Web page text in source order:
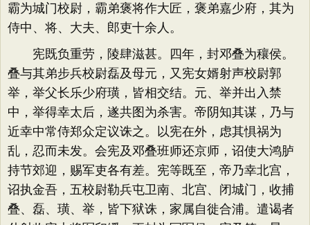
霸为城门校尉，霸弟褒将作大匠，褒弟嘉少府，其为
侍中、将、大夫、郎吏十余人。
宪既负重劳，陵肆滋甚。四年，封邓叠为穰侯。
叠与其弟步兵校尉磊及母元，又宪女婿射声校尉郭
举，举父长乐少府璜，皆相交结。元、举并出入禁
中，举得幸太后，遂共图为杀害。帝阴知其谋，乃与
近幸中常侍郑众定议诛之。以宪在外，虑其惧祸为
乱，忍而未发。会宪及邓叠班师还京师，诏使大鸿胪
持节郊迎，赐军吏各有差。宪等既至，帝乃幸北宫，
诏执金吾，五校尉勒兵屯卫南、北宫、闭城门，收捕
叠、磊、璜、举，皆下狱诛，家属自徙合浦。遣谒者